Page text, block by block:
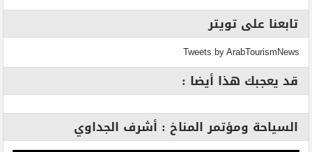
تابعنا على تويتر
Tweets by ArabTourismNews
قد يعجبك هذا أيضا :
السياحة ومؤتمر المناخ : أشرف الجداوي